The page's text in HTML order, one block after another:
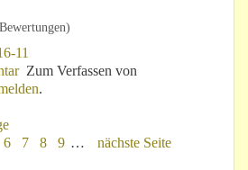
Bewertungen)
11
Kater kommt bestimmt!“
Zum Verfassen von
.
6 7 8 9 …
nächste Seite